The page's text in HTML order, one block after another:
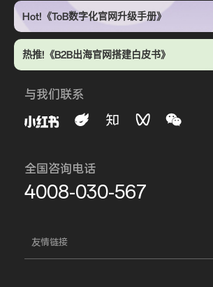
Hot!《ToB数字化官网升级手册》
热推!《B2B出海官网搭建白皮书》
与我们联系
全国咨询电话
4008-030-567
友情链接